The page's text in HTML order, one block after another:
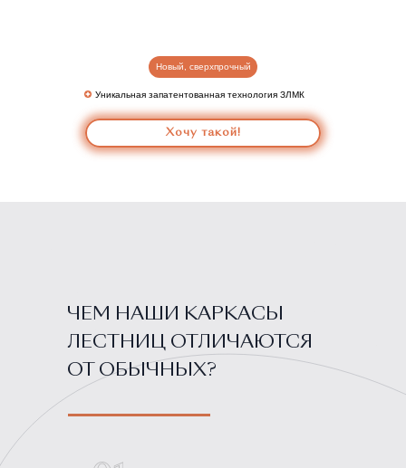
Хочу такой!
Уникальная запатентованная технология ЗЛМК
Новый, сверхпрочный
ЧЕМ НАШИ КАРКАСЫ
ЛЕСТНИЦ ОТЛИЧАЮТСЯ
ОТ ОБЫЧНЫХ?